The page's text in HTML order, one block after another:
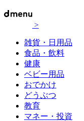
>
雑貨・日用品
食品・飲料
健康
ベビー用品
おでかけ
どうぶつ
教育
マネー・投資